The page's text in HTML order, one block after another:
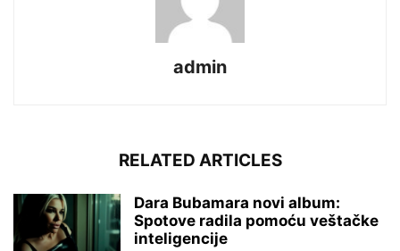
admin
RELATED ARTICLES
Dara Bubamara novi album:
Spotove radila pomoću veštačke
inteligencije